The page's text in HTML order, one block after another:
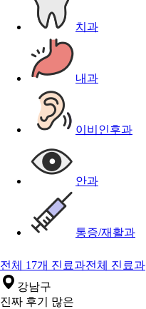
치과
내과
이비인후과
안과
통증/재활과
전체 17개 진료과전체 진료과
강남구
진짜 후기 많은